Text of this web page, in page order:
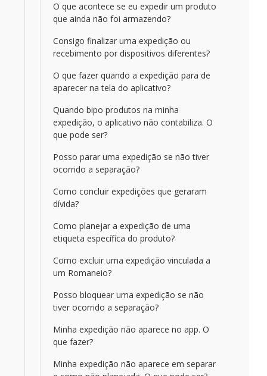
O que acontece se eu expedir um produto
que ainda não foi armazendo?
Consigo finalizar uma expedição ou
recebimento por dispositivos diferentes?
O que fazer quando a expedição para de
aparecer na tela do aplicativo?
Quando bipo produtos na minha
expedição, o aplicativo não contabiliza. O
que pode ser?
Posso parar uma expedição se não tiver
ocorrido a separação?
Como concluir expedições que geraram
dívida?
Como planejar a expedição de uma
etiqueta específica do produto?
Como excluir uma expedição vinculada a
um Romaneio?
Posso bloquear uma expedição se não
tiver ocorrido a separação?
Minha expedição não aparece no app. O
que fazer?
Minha expedição não aparece em separar